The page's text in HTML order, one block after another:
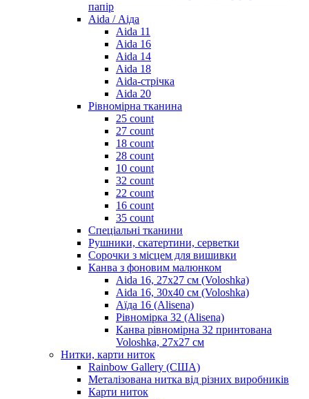
папір
Aida / Аіда
Aida 11
Aida 16
Aida 14
Aida 18
Aida-стрічка
Aida 20
Рівномірна тканина
25 count
27 count
18 count
28 count
10 count
32 count
22 count
16 count
35 count
Спеціальні тканини
Рушники, скатертини, серветки
Сорочки з місцем для вишивки
Канва з фоновим малюнком
Aida 16, 27х27 см (Voloshka)
Aida 16, 30х40 см (Voloshka)
Аїда 16 (Alisena)
Рівномірка 32 (Alisena)
Канва рівномірна 32 принтована
Voloshka, 27х27 см
Нитки, карти ниток
Rainbow Gallery (США)
Металізована нитка від різних виробників
Карти ниток